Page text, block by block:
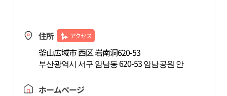
住所 アクセス
釜山広域市 西区 岩南洞620-53
부산광역시 서구 암남동 620-53 암남공원 안
ホームページ